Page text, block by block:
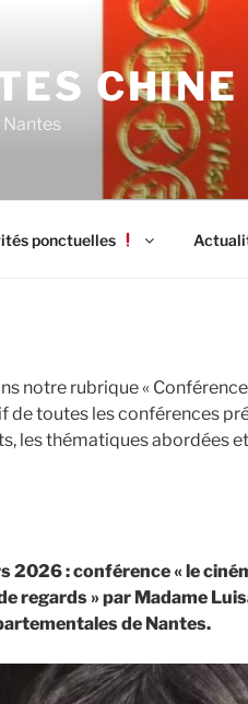
CHINE
ponctuelles
notre rubrique «
de toutes les conférences
les thématiques abordées
2026 : conférence « le
regards » par Madame
de Nantes.